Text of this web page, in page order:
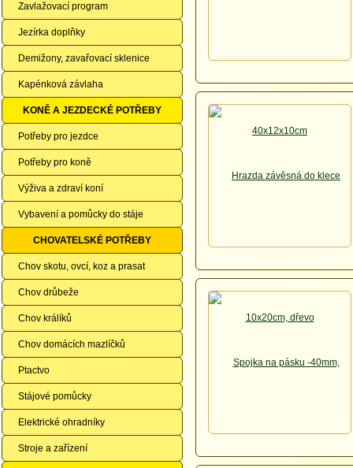
Zavlažovací program
Jezírka doplňky
Demižony, zavařovací sklenice
Kapénková závlaha
KONĚ A JEZDECKÉ POTŘEBY
Potřeby pro jezdce
Potřeby pro koně
Výživa a zdraví koní
Vybavení a pomůcky do stáje
CHOVATELSKÉ POTŘEBY
Chov skotu, ovcí, koz a prasat
Chov drůbeže
Chov králíků
Chov domácích mazlíčků
Ptactvo
Stájové pomůcky
Elektrické ohradníky
Stroje a zařízení